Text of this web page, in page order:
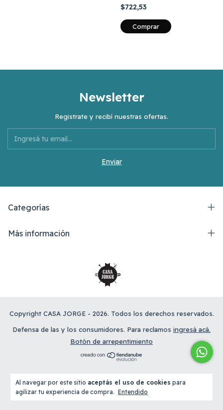
Al navegar por este sitio aceptás el uso de cookies para
agilizar tu experiencia de compra. Entendido
Ciego 12 Unidad
$722,53
Comprar
Newsletter
Registrate y recibí nuestras ofertas.
Categorías
Más información
Copyright CASA JORGE - 2026. Todos los derechos reservados.
Defensa de las y los consumidores. Para reclamos ingresá acá.
Botón de arrepentimiento